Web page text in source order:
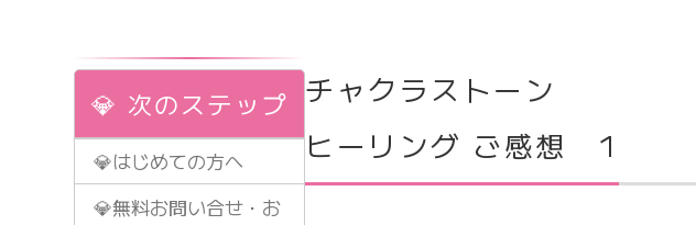
チャクラストーン
ヒーリング ご感想 1
💎 次のステップ
💎はじめての方へ
💎無料お問い合せ・お